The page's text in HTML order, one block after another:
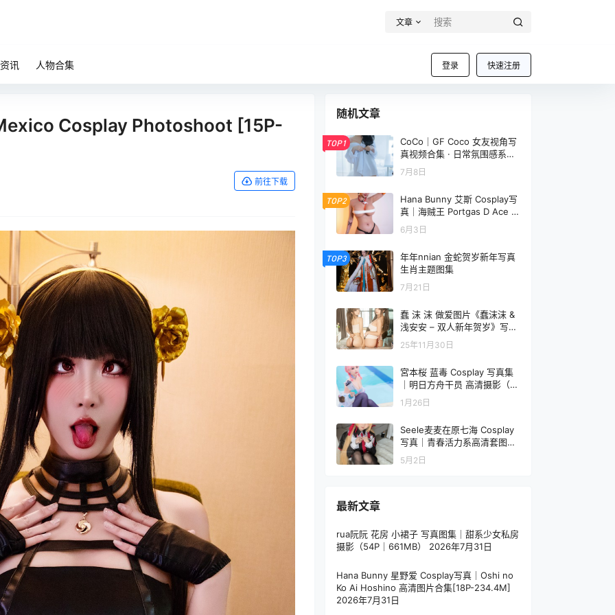
文章
登录 快速注册
讯 人物合集
Cosplay Photoshoot [15P-
前往下载
随机文章
TOP1
CoCo｜GF Coco 女友视角写
真视频合集 · 日常氛围感系列
（80P+2V）
7月8日
TOP2
Hana Bunny 艾斯 Cosplay写
真｜海贼王 Portgas D Ace 高
清图片合集[13P-9M]
6月3日
TOP3
年年nnian 金蛇贺岁新年写真
生肖主题图集
7月21日
蠢 沫 沫 做爱图片《蠢沫沫 &
浅安安 – 双人新年贺岁》写
真，这是双飞吗？
25年11月30日
宮本桜 蓝毒 Cosplay 写真集
｜明日方舟干员 高清摄影（16
P｜322MB）
1月26日
Seele麦麦在原七海 Cosplay
写真｜青春活力系高清套图（1
7P-17M）
5月2日
最新文章
rua阮阮 花房 小裙子 写真图集｜甜系少女私房
摄影（54P｜661MB）
2026年7月31日
Hana Bunny 星野爱 Cosplay写真｜Oshi no
Ko Ai Hoshino 高清图片合集[18P-234.4M]
2026年7月31日